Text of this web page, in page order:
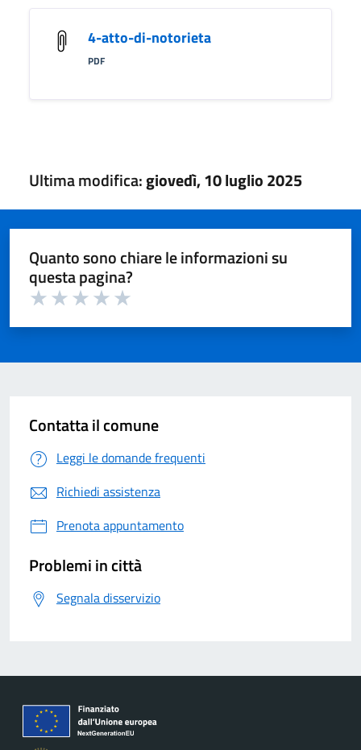
4-atto-di-notorieta
PDF
Ultima modifica:giovedì, 10 luglio 2025
Quanto sono chiare le informazioni su
questa pagina?
Contatta il comune
Leggi le domande frequenti
Richiedi assistenza
Prenota appuntamento
Problemi in città
Segnala disservizio